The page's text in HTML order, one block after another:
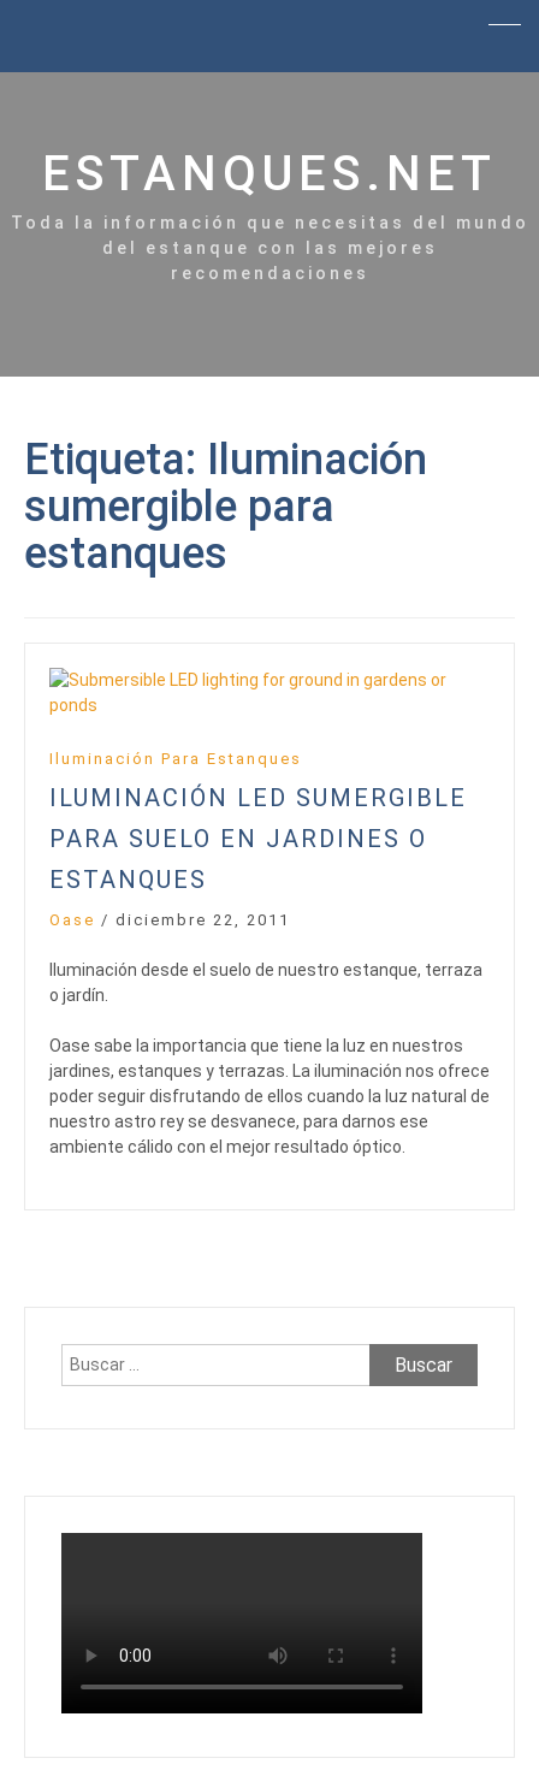
ESTANQUES.NET
Toda la información que necesitas del mundo
del estanque con las mejores
recomendaciones
Etiqueta: Iluminación
sumergible para
estanques
Iluminación Para Estanques
ILUMINACIÓN LED SUMERGIBLE
PARA SUELO EN JARDINES O
ESTANQUES
Oase / diciembre 22, 2011
Iluminación desde el suelo de nuestro estanque, terraza
o jardín.
Oase sabe la importancia que tiene la luz en nuestros
jardines, estanques y terrazas. La iluminación nos ofrece
poder seguir disfrutando de ellos cuando la luz natural de
nuestro astro rey se desvanece, para darnos ese
ambiente cálido con el mejor resultado óptico.
Buscar: